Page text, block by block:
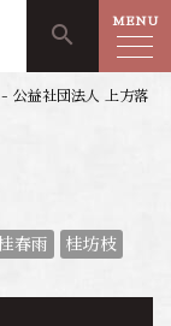
search MENU
公益社団法人 上方落
春雨 桂坊枝